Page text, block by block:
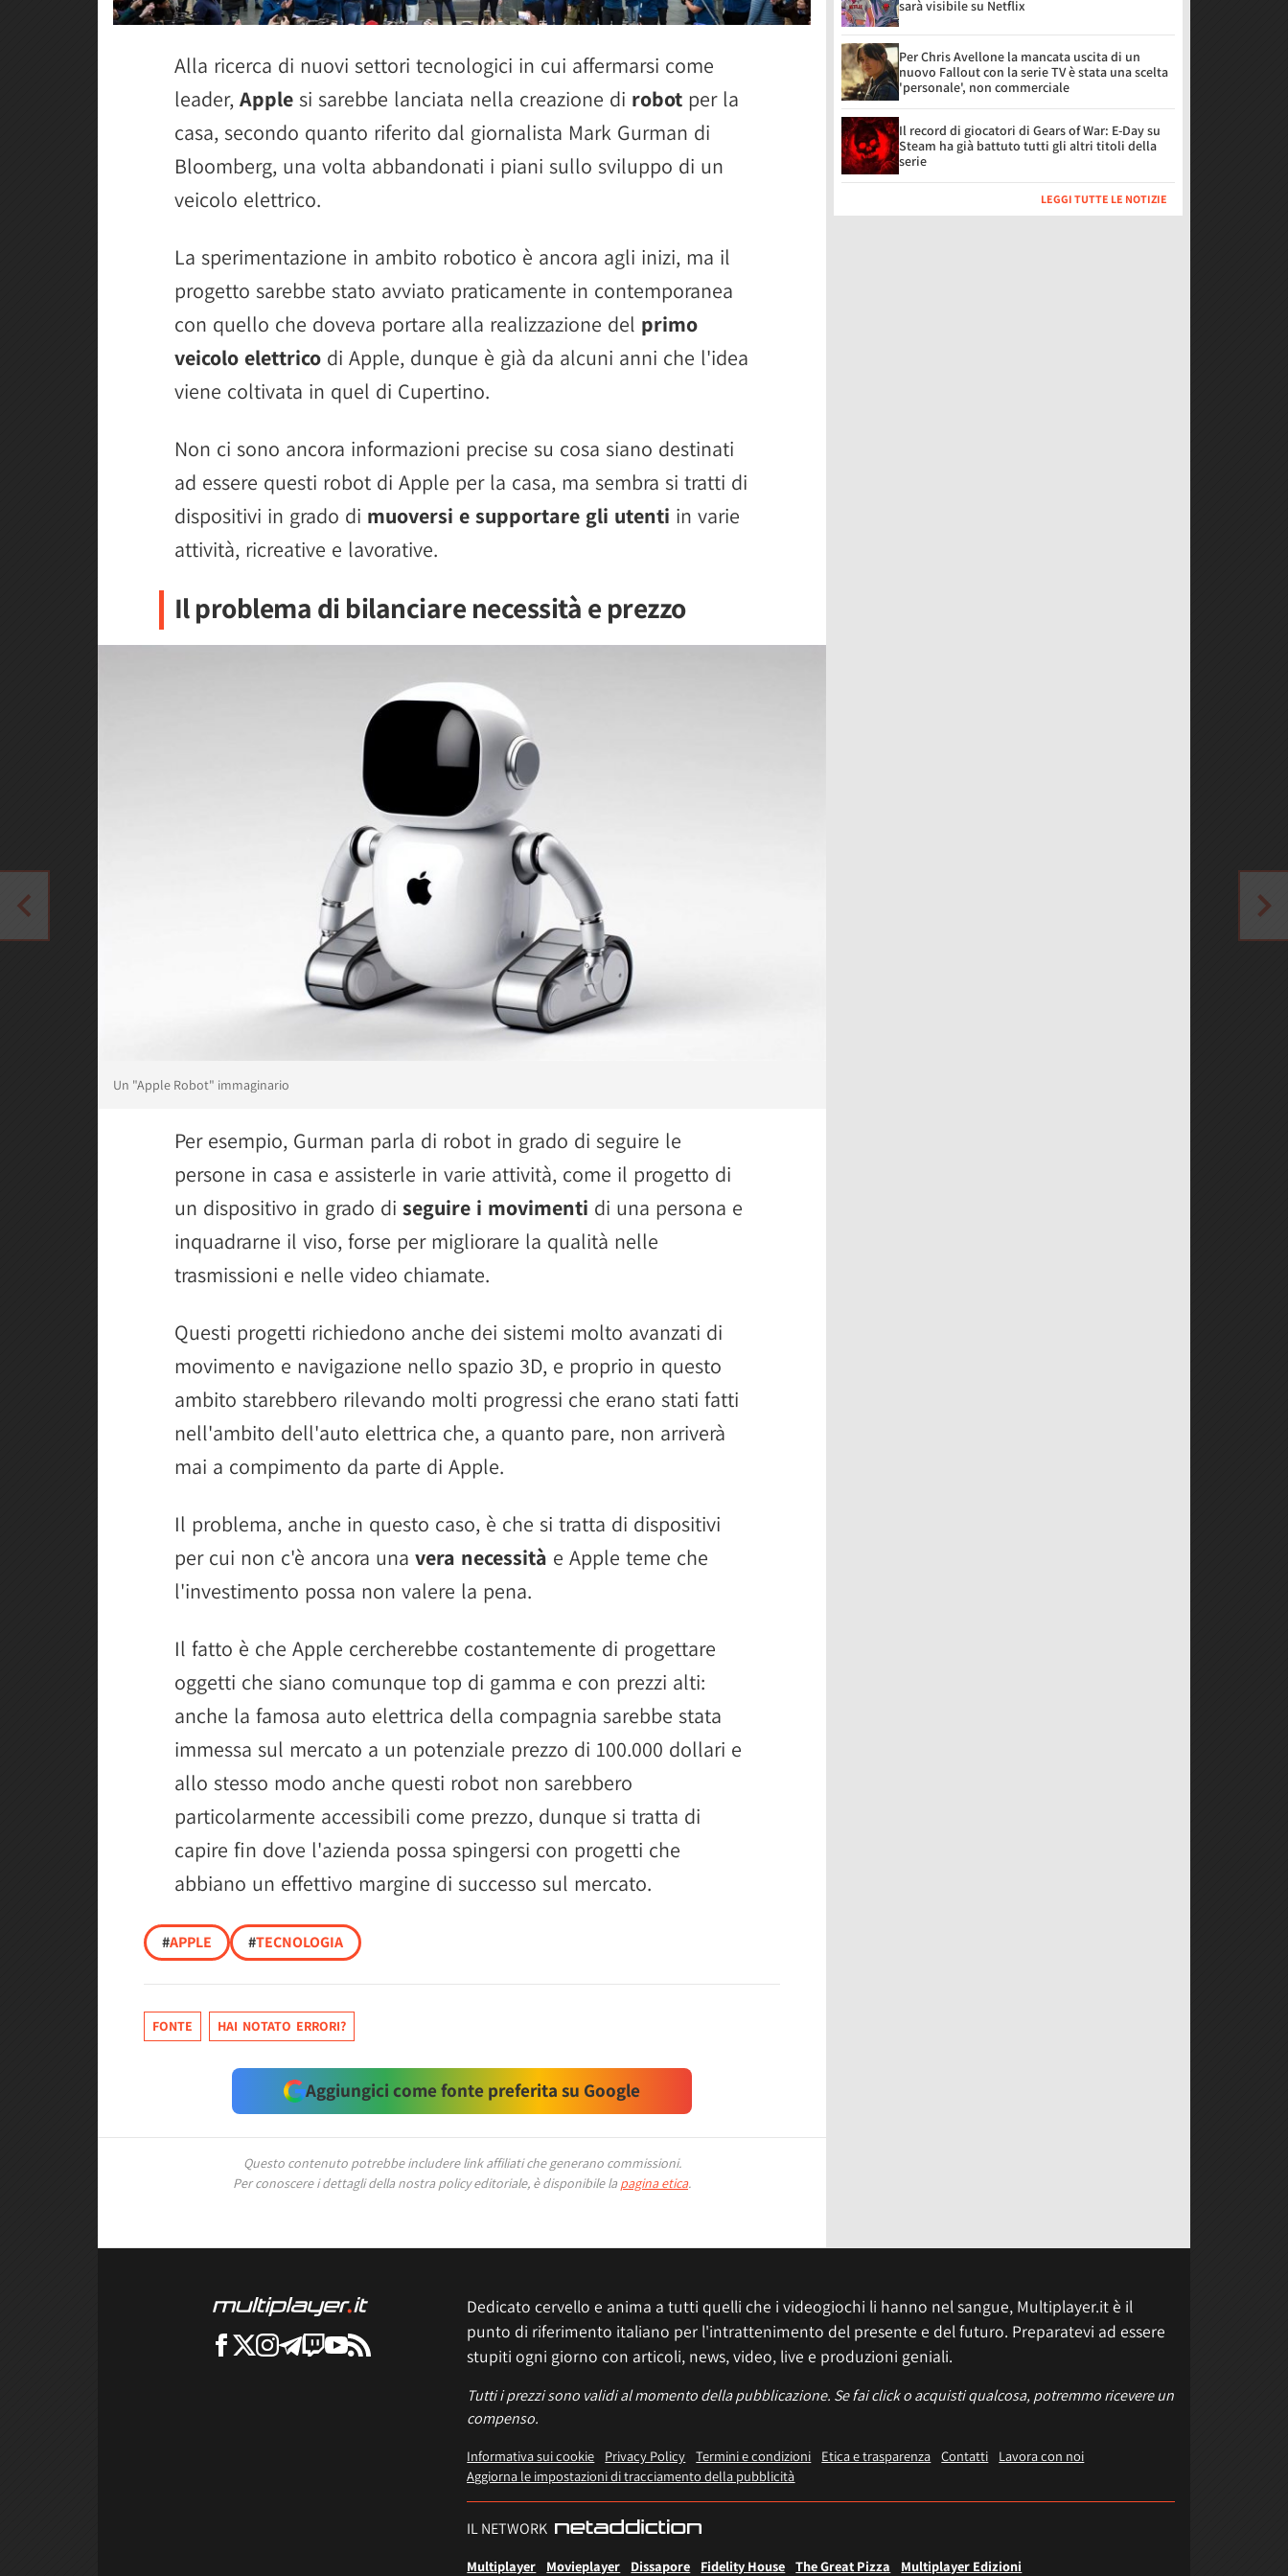
Alla ricerca di nuovi settori tecnologici in cui affermarsi come
leader, Apple si sarebbe lanciata nella creazione di robot per la
casa, secondo quanto riferito dal giornalista Mark Gurman di
Bloomberg, una volta abbandonati i piani sullo sviluppo di un
veicolo elettrico.
La sperimentazione in ambito robotico è ancora agli inizi, ma il
progetto sarebbe stato avviato praticamente in contemporanea
con quello che doveva portare alla realizzazione del primo
veicolo elettrico di Apple, dunque è già da alcuni anni che l'idea
viene coltivata in quel di Cupertino.
Non ci sono ancora informazioni precise su cosa siano destinati
ad essere questi robot di Apple per la casa, ma sembra si tratti di
dispositivi in grado di muoversi e supportare gli utenti in varie
attività, ricreative e lavorative.
Il problema di bilanciare necessità e prezzo
Un "Apple Robot" immaginario
Per esempio, Gurman parla di robot in grado di seguire le
persone in casa e assisterle in varie attività, come il progetto di
un dispositivo in grado di seguire i movimenti di una persona e
inquadrarne il viso, forse per migliorare la qualità nelle
trasmissioni e nelle video chiamate.
Questi progetti richiedono anche dei sistemi molto avanzati di
movimento e navigazione nello spazio 3D, e proprio in questo
ambito starebbero rilevando molti progressi che erano stati fatti
nell'ambito dell'auto elettrica che, a quanto pare, non arriverà
mai a compimento da parte di Apple.
Il problema, anche in questo caso, è che si tratta di dispositivi
per cui non c'è ancora una vera necessità e Apple teme che
l'investimento possa non valere la pena.
Il fatto è che Apple cercherebbe costantemente di progettare
oggetti che siano comunque top di gamma e con prezzi alti:
anche la famosa auto elettrica della compagnia sarebbe stata
immessa sul mercato a un potenziale prezzo di 100.000 dollari e
allo stesso modo anche questi robot non sarebbero
particolarmente accessibili come prezzo, dunque si tratta di
capire fin dove l'azienda possa spingersi con progetti che
abbiano un effettivo margine di successo sul mercato.
#APPLE #TECNOLOGIA
FONTE HAI NOTATO ERRORI?
Aggiungici come fonte preferita su Google
Questo contenuto potrebbe includere link affiliati che generano commissioni.
Per conoscere i dettagli della nostra policy editoriale, è disponibile la pagina etica.
sarà visibile su Netflix
Per Chris Avellone la mancata uscita di un
nuovo Fallout con la serie TV è stata una scelta
'personale', non commerciale
Il record di giocatori di Gears of War: E-Day su
Steam ha già battuto tutti gli altri titoli della
serie
LEGGI TUTTE LE NOTIZIE
Dedicato cervello e anima a tutti quelli che i videogiochi li hanno nel sangue, Multiplayer.it è il
punto di riferimento italiano per l'intrattenimento del presente e del futuro. Preparatevi ad essere
stupiti ogni giorno con articoli, news, video, live e produzioni geniali.
Tutti i prezzi sono validi al momento della pubblicazione. Se fai click o acquisti qualcosa, potremmo ricevere un
compenso.
Informativa sui cookie Privacy Policy Termini e condizioni Etica e trasparenza Contatti
Lavora con noi
Aggiorna le impostazioni di tracciamento della pubblicità
IL NETWORK
Multiplayer Movieplayer Dissapore Fidelity House The Great Pizza Multiplayer Edizioni